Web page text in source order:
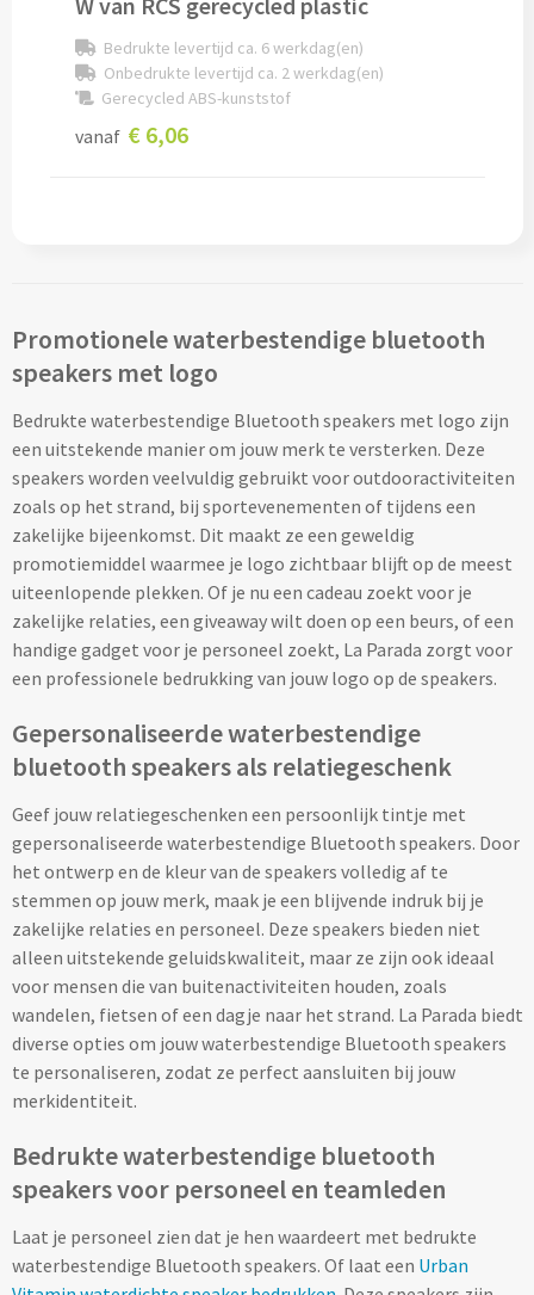
Mutsen, Sjaals & Handschoenen
Wintersets bedrukken
Handschoenen bedrukken
Baby kleding
Rompertjes bedrukken
Babycapes bedrukken
Slabbetjes bedrukken
Schoenenpoetssets bedrukken
Sneakers bedrukken
Kledingtassen bedrukken
Schoenentassen bedrukken
Technologie
Powerbanks bedrukken
Draadloze powerbanks bedrukken
Draadloze opladers bedrukken
Bedrukte levertijd ca. 6 werkdag(en)
Onbedrukte levertijd ca. 2 werkdag(en)
Gerecycled ABS-kunststof
vanaf € 6,06
Promotionele waterbestendige bluetooth
speakers met logo
Bedrukte waterbestendige Bluetooth speakers met logo zijn
een uitstekende manier om jouw merk te versterken. Deze
speakers worden veelvuldig gebruikt voor outdooractiviteiten
zoals op het strand, bij sportevenementen of tijdens een
zakelijke bijeenkomst. Dit maakt ze een geweldig
promotiemiddel waarmee je logo zichtbaar blijft op de meest
uiteenlopende plekken. Of je nu een cadeau zoekt voor je
zakelijke relaties, een giveaway wilt doen op een beurs, of een
handige gadget voor je personeel zoekt, La Parada zorgt voor
een professionele bedrukking van jouw logo op de speakers.
Gepersonaliseerde waterbestendige
bluetooth speakers als relatiegeschenk
Geef jouw relatiegeschenken een persoonlijk tintje met
gepersonaliseerde waterbestendige Bluetooth speakers. Door
het ontwerp en de kleur van de speakers volledig af te
stemmen op jouw merk, maak je een blijvende indruk bij je
zakelijke relaties en personeel. Deze speakers bieden niet
alleen uitstekende geluidskwaliteit, maar ze zijn ook ideaal
voor mensen die van buitenactiviteiten houden, zoals
wandelen, fietsen of een dagje naar het strand. La Parada biedt
diverse opties om jouw waterbestendige Bluetooth speakers
te personaliseren, zodat ze perfect aansluiten bij jouw
merkidentiteit.
Bedrukte waterbestendige bluetooth
speakers voor personeel en teamleden
Laat je personeel zien dat je hen waardeert met bedrukte
waterbestendige Bluetooth speakers. Of laat een Urban